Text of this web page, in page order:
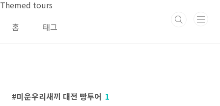
본문 바로가기
Themed tours
홈
태그
미운우리새끼 대전 빵투어 1